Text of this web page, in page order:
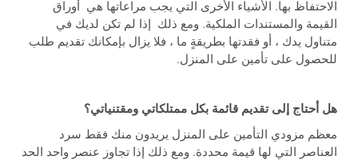
الاحتفاظ بها. الأشياء الأخرى التي يجب مراعاتها هي أوراق
القيمة والمستندات الملكية. ومع ذلك إذا لم تكن لديك في
متناول يدك ، أو فقدتها بطريقةٍ ما ، فلا يزال بإمكانك تقديم طلب
للحصول على تأمين على المنزل.
هل أحتاج إلى تقديم قائمة بكل ممتلكاتي ومقتنياتي؟
معظم مزودي التأمين على المنزل يريدون منك فقط سرد
العناصر التي لها قيمة محددة. ومع ذلك إذا تجاوز عنصر واحد الحد